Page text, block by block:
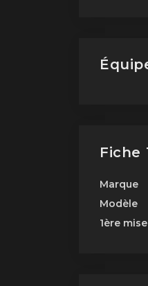
Un
Fiche
Marque
Modèle
1ère